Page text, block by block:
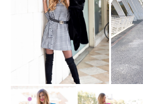
VESTITINO A QUADRI E STIVALI
SOPRA AL GINOCCHIO
DELLA